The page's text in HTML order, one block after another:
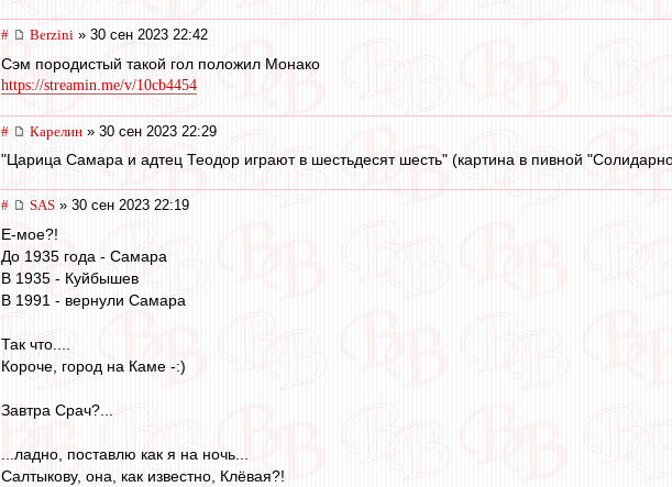
# Berzini » 30 сен 2023 22:42
Сэм породистый такой гол положил Монако
https://streamin.me/v/10cb4454
# Карелин » 30 сен 2023 22:29
"Царица Самара и адтец Теодор играют в шестьдесят шесть" (картина в пивной
# SAS » 30 сен 2023 22:19
Е-мое?!
До 1935 года - Самара
В 1935 - Куйбышев
В 1991 - вернули Самара
Так что....
Короче, город на Каме -:)
Завтра Срач?...
...ладно, поставлю как я на ночь...
Салтыкову, она, как известно, Клёвая?!